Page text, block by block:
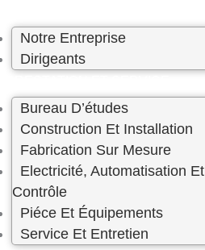
Notre Entreprise
Dirigeants
Bureau D’études
Construction Et Installation
Fabrication Sur Mesure
Electricité, Automatisation Et
Contrôle
Piéce Et Équipements
Service Et Entretien